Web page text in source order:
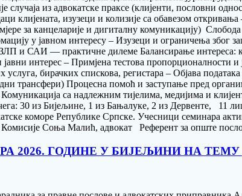
из адвокатске праксе (клијенти, пословни
клијената, изузеци и колизије са обавезом
за канцеларије и дигиталну комуникацију)
у јавном интересу – Изузеци и ограничења због
и САИ — практичне дилеме Балансирање интереса:
интерес – Примјена тестова пропорционалности
бирачких спискова, регистара – Објава
трансфери) Процесна помоћ и заступање пред
са надлежним тијелима, медијима и
30 из Бијељине, 1 из Бањалуке, 2 из Дервенте, 11
коморе Републике Српске. Учесници семинара
Соња Малић, адвокат Референт за опште
2026. ГОДИНЕ У БИЈЕЉИНИ НА